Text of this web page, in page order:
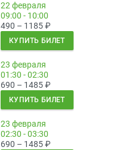
22 февраля
09:00 - 10:00
490 – 1185₽
КУПИТЬ БИЛЕТ
23 февраля
01:30 - 02:30
690 – 1485₽
КУПИТЬ БИЛЕТ
23 февраля
02:30 - 03:30
690 – 1485₽